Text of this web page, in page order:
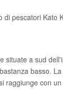
di pescatori
situate a sud
basso.
raggiunge con